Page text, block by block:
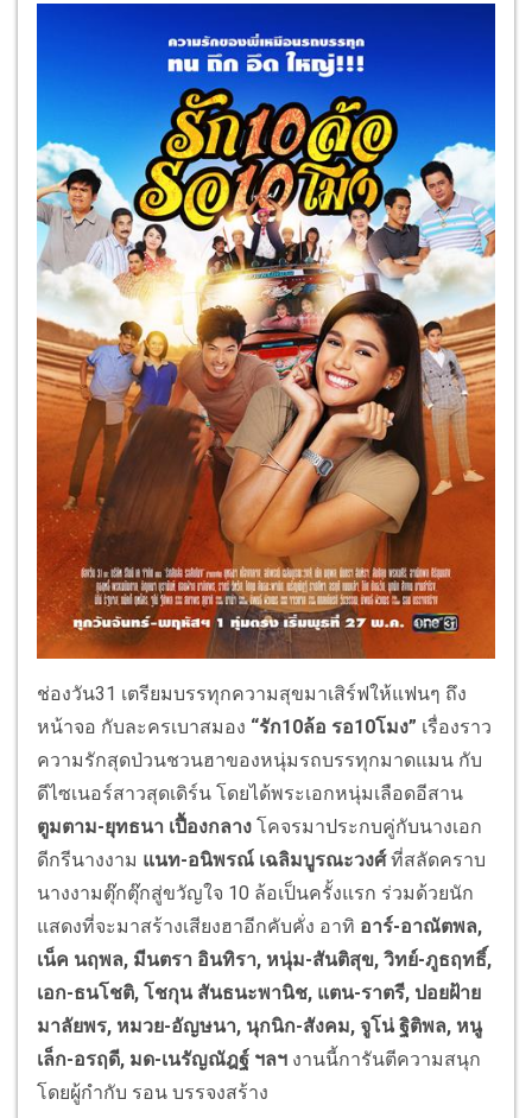
ช่องวัน31 เตรียมบรรทุกความสุขมาเสิร์ฟให้แฟนๆ ถึง
หน้าจอ กับละครเบาสมอง “รัก10ล้อ รอ10โมง” เรื่องราว
ความรักสุดป่วนชวนฮาของหนุ่มรถบรรทุกมาดแมน กับ
ดีไซเนอร์สาวสุดเดิร์น โดยได้พระเอกหนุ่มเลือดอีสาน
ตูมตาม-ยุทธนา เปื้องกลาง โคจรมาประกบคู่กับนางเอก
ดีกรีนางงาม แนท-อนิพรณ์ เฉลิมบูรณะวงศ์ที่สลัดคราบ
นางงามตุ๊กตุ๊กสู่ขวัญใจ 10 ล้อเป็นครั้งแรก ร่วมด้วยนัก
แสดงที่จะมาสร้างเสียงฮาอีกคับคั่ง อาทิ อาร์-อาณัตพล,
เน็ค นฤพล, มีนตรา อินทิรา, หนุ่ม-สันติสุข, วิทย์-ภูธฤทธิ์,
เอก-ธนโชติ, โชกุน สันธนะพานิช, แตน-ราตรี, ปอยฝ้าย
มาลัยพร, หมวย-อัญษนา, นุกนิก-สังคม, จูโน่ ฐิติพล, หนู
เล็ก-อรฤดี, มด-เนรัญณัฎฐ์ ฯลฯ งานนี้การันตีความสนุก
โดยผู้กำกับ รอน บรรจงสร้าง